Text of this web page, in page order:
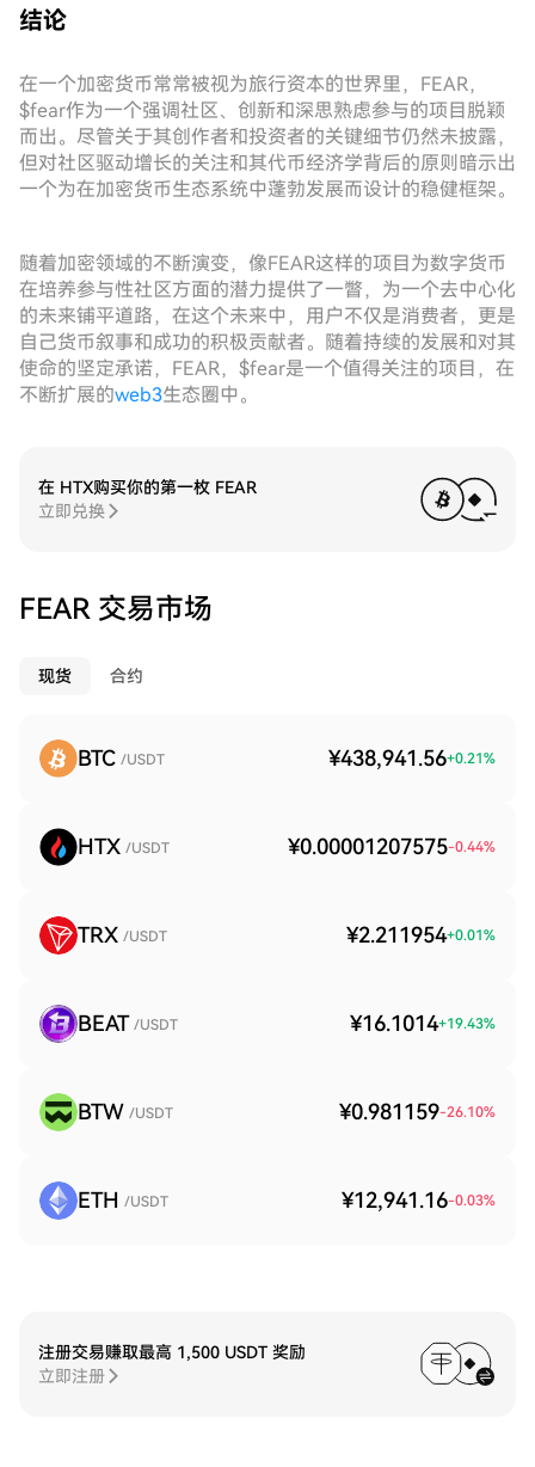
结论
在一个加密货币常常被视为旅行资本的世界里，FEAR，
$fear作为一个强调社区、创新和深思熟虑参与的项目脱颖
而出。尽管关于其创作者和投资者的关键细节仍然未披露，
但对社区驱动增长的关注和其代币经济学背后的原则暗示出
一个为在加密货币生态系统中蓬勃发展而设计的稳健框架。
随着加密领域的不断演变，像FEAR这样的项目为数字货币
在培养参与性社区方面的潜力提供了一瞥，为一个去中心化
的未来铺平道路，在这个未来中，用户不仅是消费者，更是
自己货币叙事和成功的积极贡献者。随着持续的发展和对其
使命的坚定承诺，FEAR，$fear是一个值得关注的项目，在
不断扩展的web3生态圈中。
在 HTX购买你的第一枚 FEAR
立即兑换
FEAR 交易市场
现货 合约
BTC /USDT ¥438,941.56+0.21%
HTX /USDT ¥0.00001207575-0.44%
TRX /USDT ¥2.211954+0.01%
BEAT /USDT ¥16.1014+19.43%
BTW /USDT ¥0.981159-26.10%
ETH /USDT ¥12,941.16-0.03%
注册交易赚取最高 1,500 USDT 奖励
立即注册